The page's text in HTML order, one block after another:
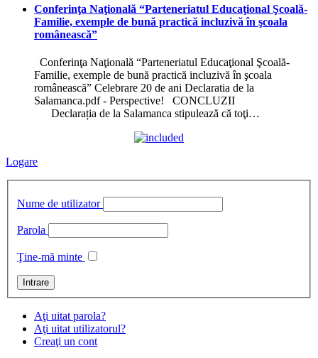
Conferinţa Naţională “Parteneriatul Educaţional Şcoală-
Familie, exemple de bună practică incluzivă în şcoala
românească”
Conferinţa Naţională “Parteneriatul Educaţional Şcoală-
Familie, exemple de bună practică incluzivă în şcoala
românească” Celebrare 20 de ani Declaratia de la
Salamanca.pdf - Perspective! CONCLUZII
Declarația de la Salamanca stipulează că toţi…
Logare
Nume de utilizator
Parola
Ţine-mă minte
Aţi uitat parola?
Aţi uitat utilizatorul?
Creaţi un cont